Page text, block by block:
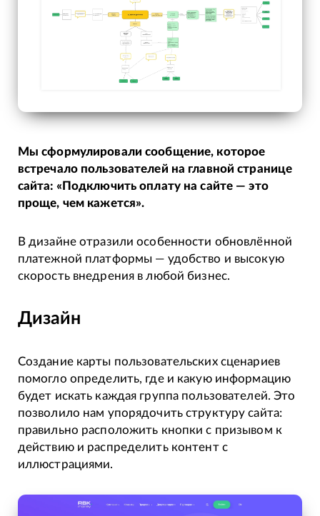
Мы сформулировали сообщение, которое
встречало пользователей на главной странице
сайта: «Подключить оплату на сайте — это
проще, чем кажется».
В дизайне отразили особенности обновлённой
платежной платформы — удобство и высокую
скорость внедрения в любой бизнес.
Дизайн
Создание карты пользовательских сценариев
помогло определить, где и какую информацию
будет искать каждая группа пользователей. Это
позволило нам упорядочить структуру сайта:
правильно расположить кнопки с призывом к
действию и распределить контент с
иллюстрациями.